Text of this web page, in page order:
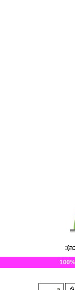
100%